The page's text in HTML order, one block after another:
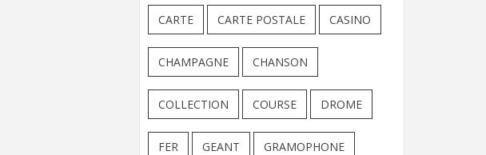
CARTE CARTE POSTALE CASINO
CHAMPAGNE CHANSON
COLLECTION COURSE DROME
FER GEANT GRAMOPHONE